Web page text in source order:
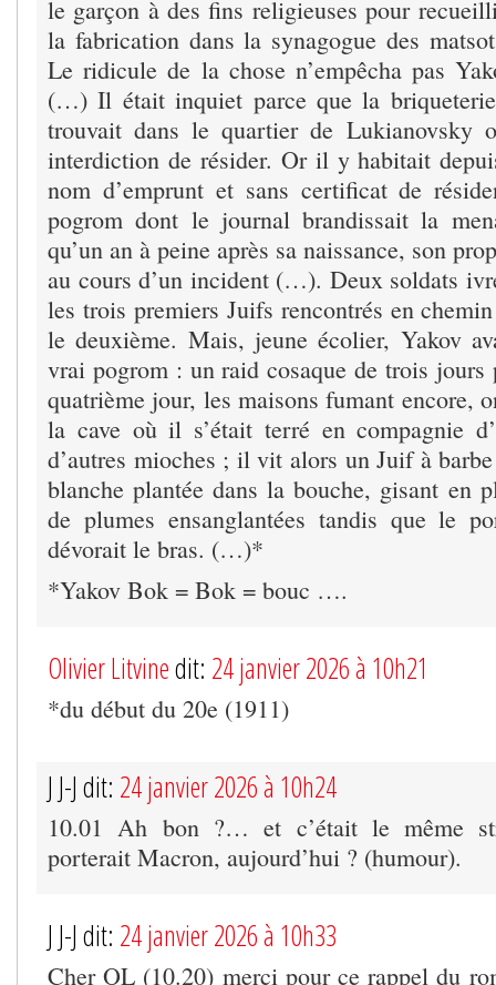
le garçon à des fins religieuses pour
la fabrication dans la synagogue des
Le ridicule de la chose n’empêcha pas
(…) Il était inquiet parce que la
trouvait dans le quartier de Lukianovsky
interdiction de résider. Or il y habitait
nom d’emprunt et sans certificat de
pogrom dont le journal brandissait la
qu’un an à peine après sa naissance, son
au cours d’un incident (…). Deux soldats
les trois premiers Juifs rencontrés en
le deuxième. Mais, jeune écolier, Yakov
vrai pogrom : un raid cosaque de trois
quatrième jour, les maisons fumant encore,
la cave où il s’était terré en compagnie
d’autres mioches ; il vit alors un Juif à
blanche plantée dans la bouche, gisant en
de plumes ensanglantées tandis que le
dévorait le bras. (…)*
*Yakov Bok = Bok = bouc ….
Olivier Litvinedit: 24 janvier 2026 à 10h21
*du début du 20e (1911)
J J-J dit: 24 janvier 2026 à 10h24
10.01 Ah bon ?… et c’était le même
porterait Macron, aujourd’hui ? (humour).
J J-J dit: 24 janvier 2026 à 10h33
Cher OL (10.20) merci pour ce rappel du